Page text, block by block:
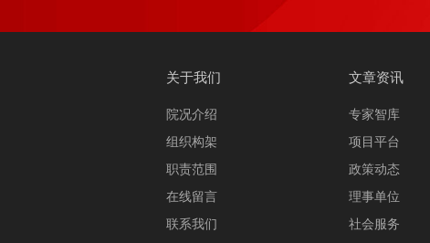
关于我们
院况介绍
组织构架
职责范围
在线留言
联系我们
文章资讯
专家智库
项目平台
政策动态
理事单位
社会服务